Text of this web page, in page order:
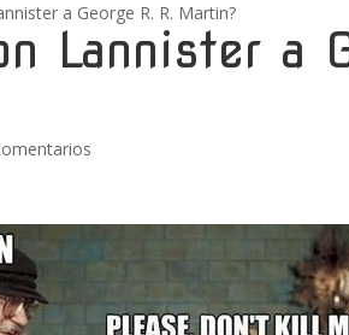
a George R. R. Martin?
Lannister a